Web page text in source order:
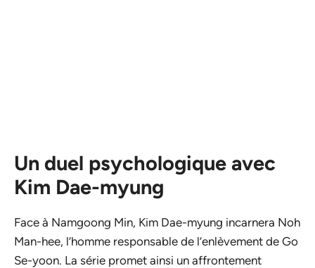
Un duel psychologique avec
Kim Dae-myung
Face à Namgoong Min, Kim Dae-myung incarnera Noh
Man-hee, l’homme responsable de l’enlèvement de Go
Se-yoon. La série promet ainsi un affrontement